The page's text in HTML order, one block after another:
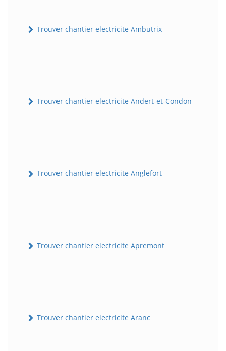
Trouver chantier electricite Ambutrix
Trouver chantier electricite Andert-et-Condon
Trouver chantier electricite Anglefort
Trouver chantier electricite Apremont
Trouver chantier electricite Aranc